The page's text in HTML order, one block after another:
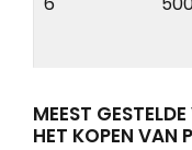
MEEST
HET KOPEN VAN